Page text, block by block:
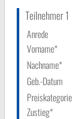
Teilnehmer 1
Anrede
Vorname*
Nachname*
Geb.-Datum
Preiskategorie
Zustieg*